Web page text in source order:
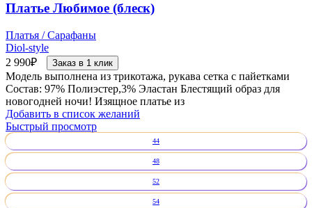
Платье Любимое (блеск)
Платья / Сарафаны
Diol-style
2 990₽ Заказ в 1 клик
Модель выполнена из трикотажа, рукава сетка с пайетками
Состав: 97% Полиэстер,3% Эластан Блестящий образ для
новогодней ночи! Изящное платье из
Добавить в список желаний
Быстрый просмотр
44
48
52
54